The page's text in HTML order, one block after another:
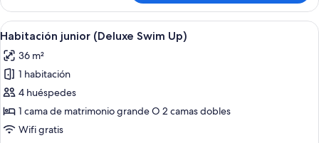
junior
(Deluxe
Swim
Abrir
todas
las
fotos
de
Habitación
junior
Habitación de hotel con una cama
11
Habitación junior (Deluxe Swim Up)
36 m²
1 habitación
4 huéspedes
1 cama de matrimonio grande O 2 camas dobles
Wifi gratis